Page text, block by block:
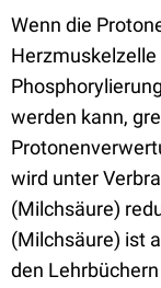
Wenn die
werden kann,
wird unter
(Milchsäure)
(Milchsäure) ist
den